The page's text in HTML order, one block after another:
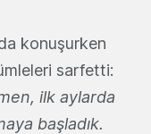
konuşurken
sarfetti:
ilk aylarda
başladık.